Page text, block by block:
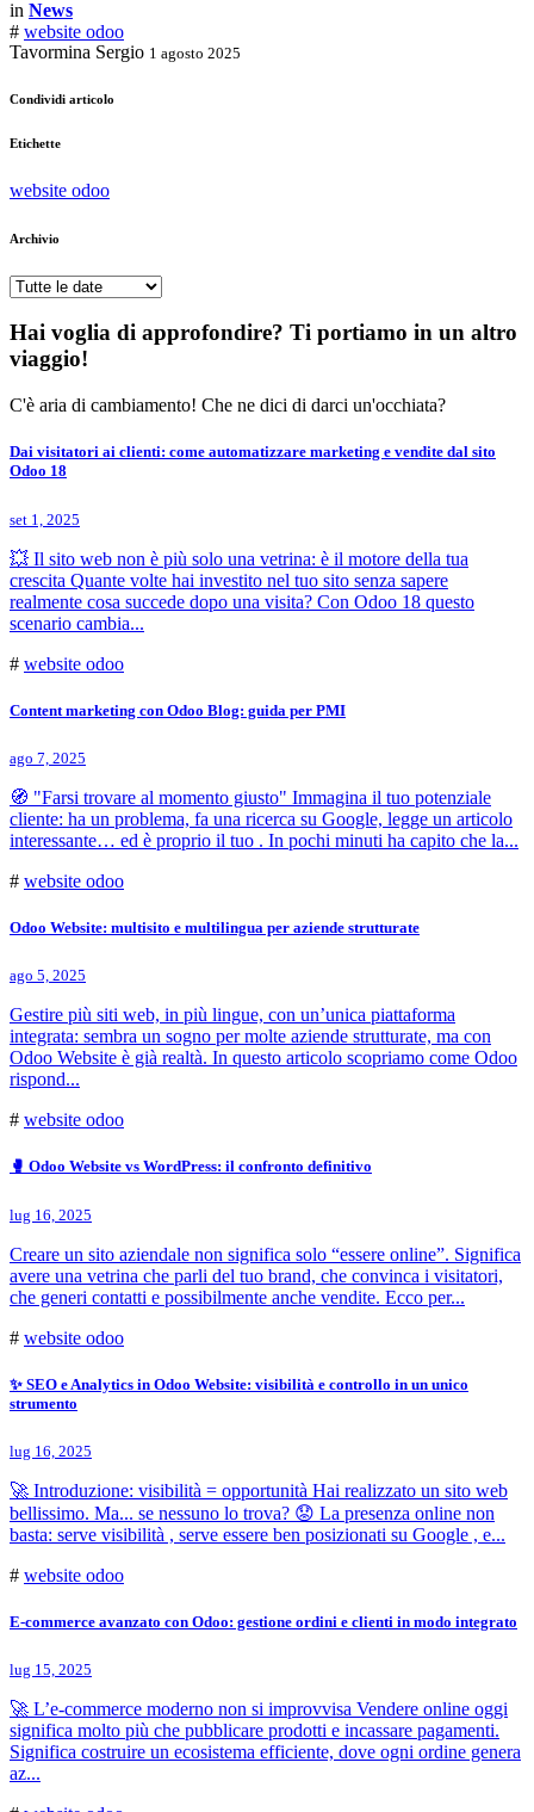
in News
# website odoo
Tavormina Sergio 1 agosto 2025
Condividi articolo
Etichette
website odoo
Archivio
Hai voglia di approfondire? Ti portiamo in un altro
viaggio!
C'è aria di cambiamento! Che ne dici di darci un'occhiata?
Dai visitatori ai clienti: come automatizzare marketing e vendite dal sito
Odoo 18
set 1, 2025
💥 Il sito web non è più solo una vetrina: è il motore della tua
crescita Quante volte hai investito nel tuo sito senza sapere
realmente cosa succede dopo una visita? Con Odoo 18 questo
scenario cambia...
# website odoo
Content marketing con Odoo Blog: guida per PMI
ago 7, 2025
🧭 "Farsi trovare al momento giusto" Immagina il tuo potenziale
cliente: ha un problema, fa una ricerca su Google, legge un articolo
interessante… ed è proprio il tuo . In pochi minuti ha capito che la...
# website odoo
Odoo Website: multisito e multilingua per aziende strutturate
ago 5, 2025
Gestire più siti web, in più lingue, con un’unica piattaforma
integrata: sembra un sogno per molte aziende strutturate, ma con
Odoo Website è già realtà. In questo articolo scopriamo come Odoo
rispond...
# website odoo
🥊 Odoo Website vs WordPress: il confronto definitivo
lug 16, 2025
Creare un sito aziendale non significa solo “essere online”. Significa
avere una vetrina che parli del tuo brand, che convinca i visitatori,
che generi contatti e possibilmente anche vendite. Ecco per...
# website odoo
✨ SEO e Analytics in Odoo Website: visibilità e controllo in un unico
strumento
lug 16, 2025
🚀 Introduzione: visibilità = opportunità Hai realizzato un sito web
bellissimo. Ma... se nessuno lo trova? 😟 La presenza online non
basta: serve visibilità , serve essere ben posizionati su Google , e...
# website odoo
E-commerce avanzato con Odoo: gestione ordini e clienti in modo integrato
lug 15, 2025
🚀 L’e-commerce moderno non si improvvisa Vendere online oggi
significa molto più che pubblicare prodotti e incassare pagamenti.
Significa costruire un ecosistema efficiente, dove ogni ordine genera
az...